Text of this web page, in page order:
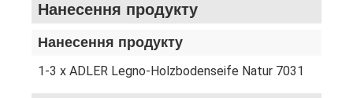
Нанесення продукту
Нанесення продукту
1-3 x ADLER Legno-Holzbodenseife Natur 7031